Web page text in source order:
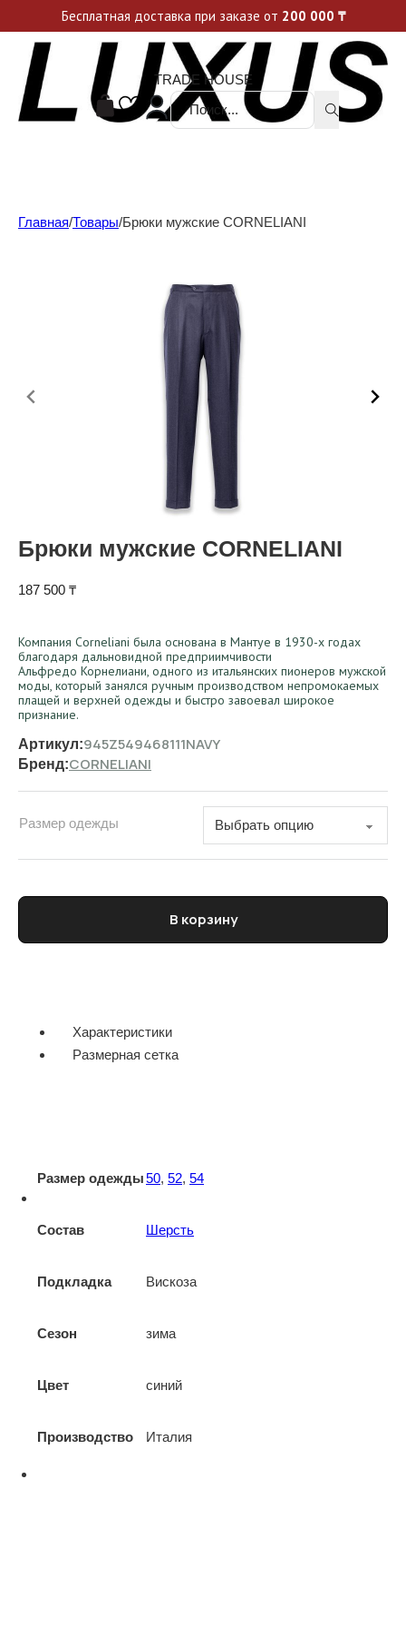
Уникальные акции и спецпредложения каждую неделю, не пропусти свой шанс
TRADE HOUSE
Поиск ...
Главная/Товары/Брюки мужские CORNELIANI
Брюки мужские CORNELIANI
187 500 ₸
Компания Corneliani была основана в Мантуе в 1930-х годах
благодаря дальновидной предприимчивости
Альфредо Корнелиани, одного из итальянских пионеров мужской
моды, который занялся ручным производством непромокаемых
плащей и верхней одежды и быстро завоевал широкое
признание.
Артикул:945Z549468111NAVY
Бренд:CORNELIANI
Размер одежды
Количество товара Брюки мужские CORNELIANI
В корзину
Характеристики
Размерная сетка
Размер одежды50, 52, 54
Состав Шерсть
Подкладка Вискоза
Сезон зима
Цвет синий
Производство Италия
Бесплатная доставка при заказе от 200 000 ₸